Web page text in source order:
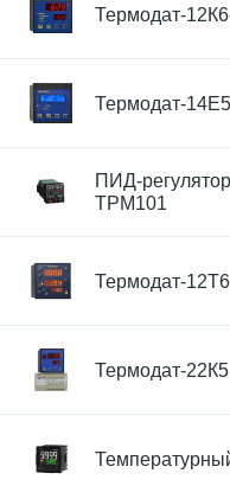
Термодат-
Термодат-14Е5
ПИД-
ТРМ101
Термодат-
Термодат-22К5